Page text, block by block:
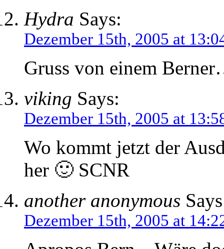
Hydra Says:
Dezember 15th, 2005 at
Gruss von einem
viking Says:
Dezember 15th, 2005 at
Wo kommt jetzt der
her 🙂 SCNR
another anonymous
Dezember 15th, 2005 at